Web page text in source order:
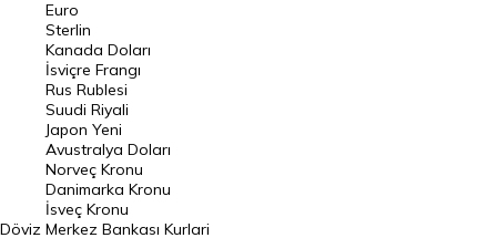
Pound Kuru
Frank Kuru
Riyal Kuru
Avustralya Doları
Danimarka Kronu Kuru
Kanada Doları Kuru
Norveç Kronu Kuru
Döviz
Euro
Sterlin
Kanada Doları
İsviçre Frangı
Rus Rublesi
Suudi Riyali
Japon Yeni
Avustralya Doları
Norveç Kronu
Danimarka Kronu
İsveç Kronu
Merkez Bankası Kurlari